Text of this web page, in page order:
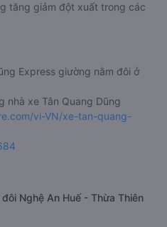
tăng giảm đột xuất trong các
Express giường nằm đôi ở
nhà xe Tân Quang Dũng
vi-VN/xe-tan-quang-
Nghệ An Huế - Thừa Thiên